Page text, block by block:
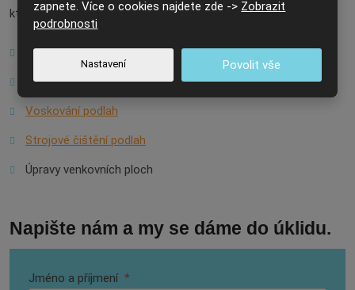
které budete potřebovat třeba jednou za čas.
ištění kobercůačalouněného nábytku
Mytí a čištění okena žaluzií
Voskování podlah
Strojové čištění podlah
Úpravy venkovních ploch
Napište nám a my se dáme do úklidu.
Jméno a příjmení *
zapnete. Více o cookies najdete zde -> Zobrazit
podrobnosti
Nastavení Povolit vše